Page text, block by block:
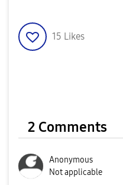
15 Likes
2 Comments
Anonymous
Not applicable